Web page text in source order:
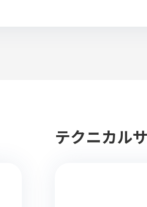
テクニカル